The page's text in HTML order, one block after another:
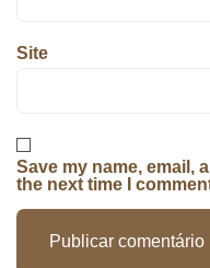
Site
Save my name, email,
the next time I